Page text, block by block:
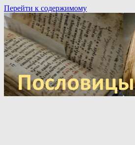
Перейти к содержимому